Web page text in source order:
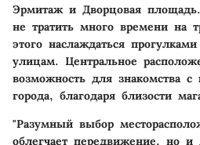
Эрмитаж и Дворцовая
не тратить много времени на
этого наслаждаться
улицам. Центральное
возможность для знакомства
города, благодаря близости
"Разумный выбор
облегчает передвижение, но и